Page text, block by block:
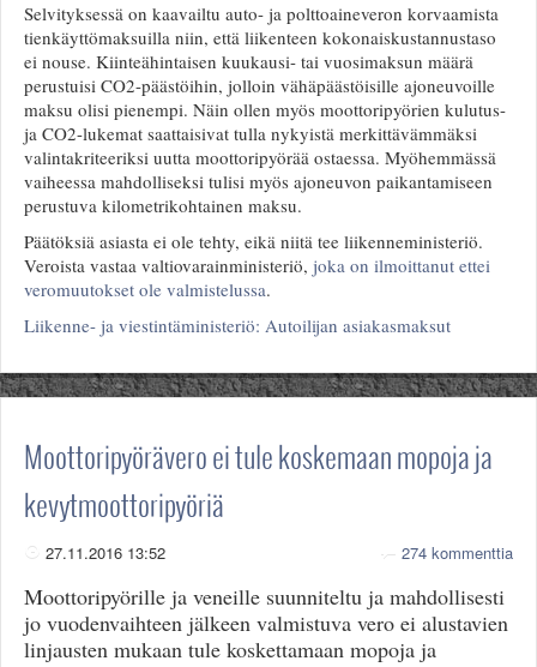
Selvityksessä on kaavailtu auto- ja polttoaineveron korvaamista
tienkäyttömaksuilla niin, että liikenteen kokonaiskustannustaso
ei nouse. Kiinteähintaisen kuukausi- tai vuosimaksun määrä
perustuisi CO2-päästöihin, jolloin vähäpäästöisille ajoneuvoille
maksu olisi pienempi. Näin ollen myös moottoripyörien kulutus-
ja CO2-lukemat saattaisivat tulla nykyistä merkittävämmäksi
valintakriteeriksi uutta moottoripyörää ostaessa. Myöhemmässä
vaiheessa mahdolliseksi tulisi myös ajoneuvon paikantamiseen
perustuva kilometrikohtainen maksu.
Päätöksiä asiasta ei ole tehty, eikä niitä tee liikenneministeriö.
Veroista vastaa valtiovarainministeriö, joka on ilmoittanut ettei
veromuutokset ole valmistelussa.
Liikenne- ja viestintäministeriö: Autoilijan asiakasmaksut
Moottoripyörävero ei tule koskemaan mopoja ja
kevytmoottoripyöriä
27.11.2016 13:52 274 kommenttia
Moottoripyörille ja veneille suunniteltu ja mahdollisesti
jo vuodenvaihteen jälkeen valmistuva vero ei alustavien
linjausten mukaan tule koskettamaan mopoja ja